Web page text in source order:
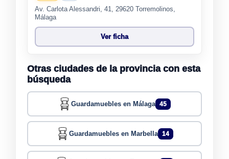
Av. Carlota Alessandri, 41, 29620 Torremolinos,
Málaga
Ver ficha
Otras ciudades de la provincia con esta
búsqueda
Guardamuebles en Málaga 45
Guardamuebles en Marbella 14